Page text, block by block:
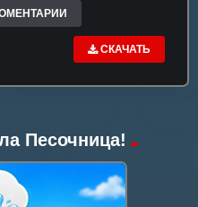
СКАЧАТЬ
Песочница!